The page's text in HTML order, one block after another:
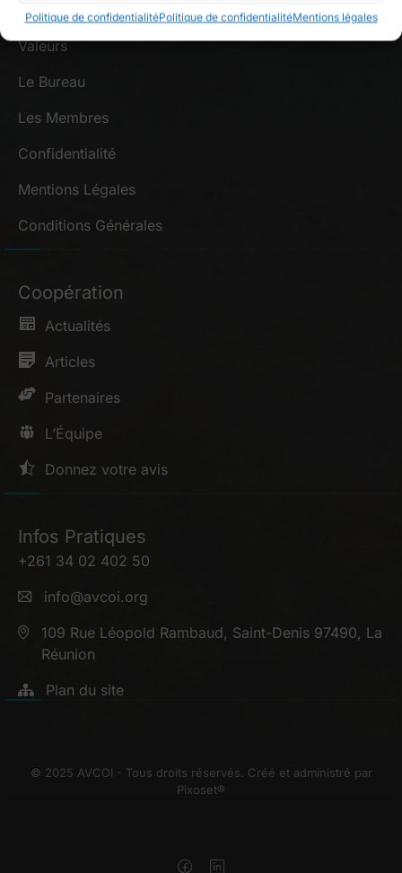
Politique de confidentialitéPolitique de confidentialitéMentions légales
L’AVCOI
Valeurs
Le Bureau
Les Membres
Confidentialité
Mentions Légales
Conditions Générales
Coopération
Actualités
Articles
Partenaires
L’Équipe
Donnez votre avis
Infos Pratiques
+261 34 02 402 50
info@avcoi.org
109 Rue Léopold Rambaud, Saint-Denis 97490, La
Réunion
Plan du site
© 2025 AVCOI - Tous droits réservés. Créé et administré par
Pixoset®